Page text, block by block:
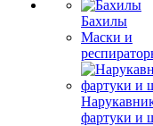
Бахилы
Маски и
фартуки и